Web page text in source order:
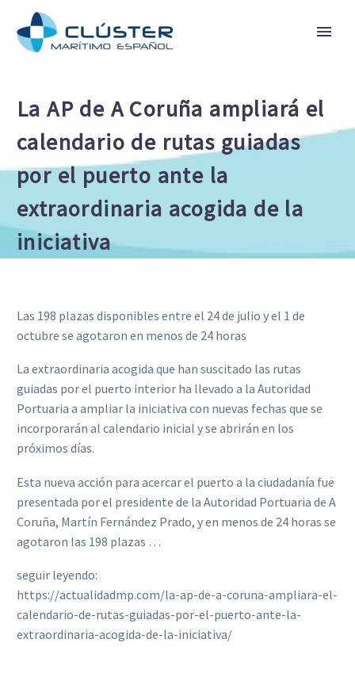
La AP de A Coruña ampliará el
calendario de rutas guiadas
por el puerto ante la
extraordinaria acogida de la
iniciativa
Las 198 plazas disponibles entre el 24 de julio y el 1 de
octubre se agotaron en menos de 24 horas
La extraordinaria acogida que han suscitado las rutas
guiadas por el puerto interior ha llevado a la Autoridad
Portuaria a ampliar la iniciativa con nuevas fechas que se
incorporarán al calendario inicial y se abrirán en los
próximos días.
Esta nueva acción para acercar el puerto a la ciudadanía fue
presentada por el presidente de la Autoridad Portuaria de A
Coruña, Martín Fernández Prado, y en menos de 24 horas se
agotaron las 198 plazas …
seguir leyendo:
https://actualidadmp.com/la-ap-de-a-coruna-ampliara-el-
calendario-de-rutas-guiadas-por-el-puerto-ante-la-
extraordinaria-acogida-de-la-iniciativa/